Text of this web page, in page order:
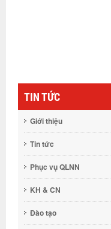
TIN TỨC
Giới thiệu
Tin tức
Phục vụ QLNN
KH & CN
Đào tạo